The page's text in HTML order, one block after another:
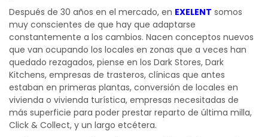
Después de 30 años en el mercado, en EXELENT somos
muy conscientes de que hay que adaptarse
constantemente a los cambios. Nacen conceptos nuevos
que van ocupando los locales en zonas que a veces han
quedado rezagados, piense en los Dark Stores, Dark
Kitchens, empresas de trasteros, clínicas que antes
estaban en primeras plantas, conversión de locales en
vivienda o vivienda turística, empresas necesitadas de
más superficie para poder prestar reparto de última milla,
Click & Collect, y un largo etcétera.